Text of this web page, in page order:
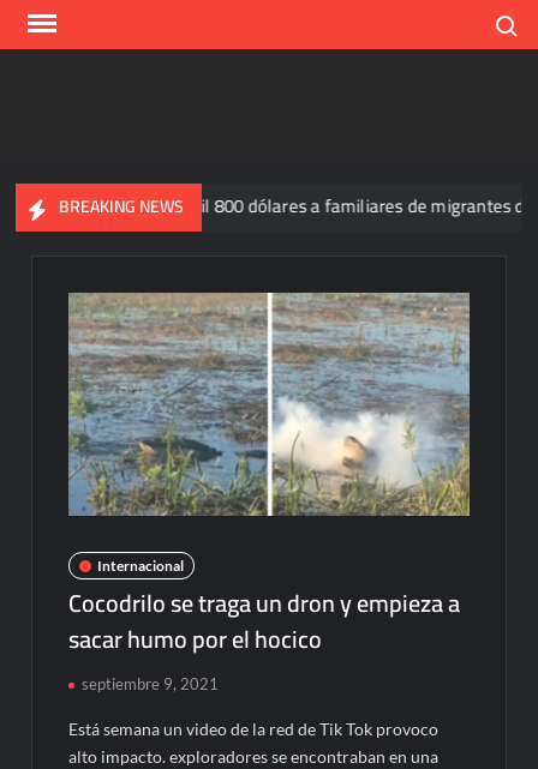
Skip
BREAKING NEWS
Estafan con mil 800 dólares a familiares de migrantes
Internacional
Cocodrilo se traga un dron y empieza a
sacar humo por el hocico
septiembre 9, 2021
Está semana un video de la red de Tik Tok provoco
alto impacto. exploradores se encontraban en una